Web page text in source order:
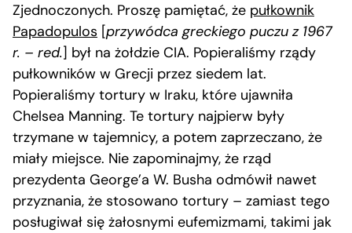
Zjednoczonych. Proszę pamiętać, że pułkownik
Papadopulos [przywódca greckiego puczu z 1967
r. – red.] był na żołdzie CIA. Popieraliśmy rządy
pułkowników w Grecji przez siedem lat.
Popieraliśmy tortury w Iraku, które ujawniła
Chelsea Manning. Te tortury najpierw były
trzymane w tajemnicy, a potem zaprzeczano, że
miały miejsce. Nie zapominajmy, że rząd
prezydenta George’a W. Busha odmówił nawet
przyznania, że stosowano tortury – zamiast tego
posługiwał się żałosnymi eufemizmami, takimi jak